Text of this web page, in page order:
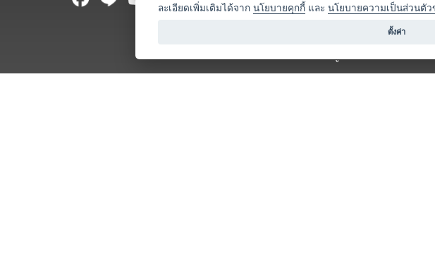
ออแกไนเซอร์
บริการสำหรับผู้จัดงาน
ละเอียดเพิ่มเติมได้จาก นโยบายคุกกี้ และ นโยบายความเป็นส่วนตัว
ตั้งค่า